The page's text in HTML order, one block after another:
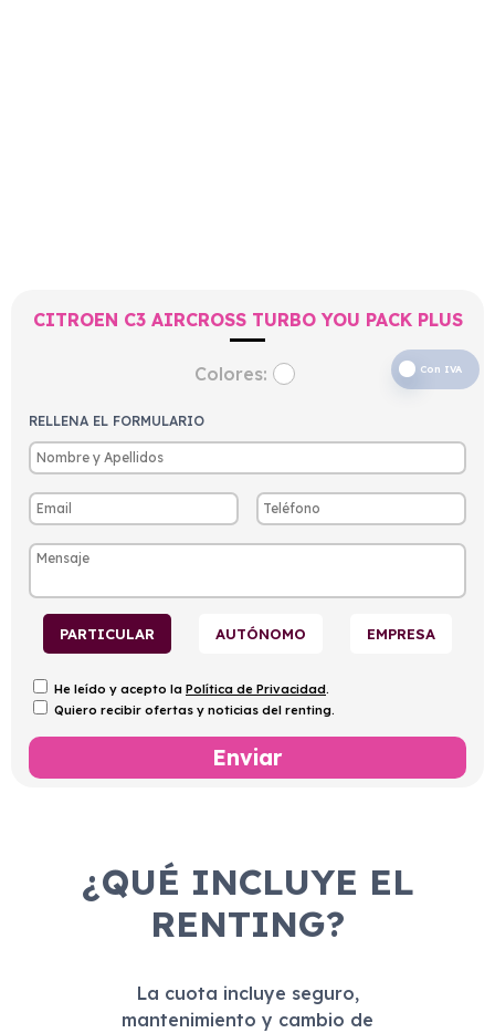
CITROEN C3 AIRCROSS TURBO YOU PACK PLUS
Con IVA
Colores:
RELLENA EL FORMULARIO
PARTICULAR AUTÓNOMO EMPRESA
He leído y acepto la Política de Privacidad.
Quiero recibir ofertas y noticias del renting.
¿QUÉ INCLUYE EL
RENTING?
La cuota incluye seguro,
mantenimiento y cambio de